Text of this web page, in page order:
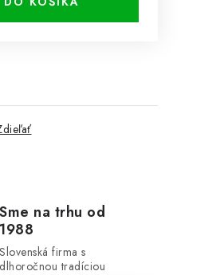
Sme na trhu od
1988
Slovenská firma s
dlhoročnou tradíciou